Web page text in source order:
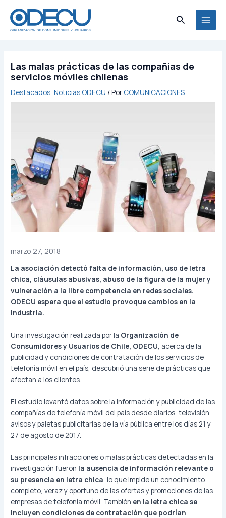
contenido
Buscar
Las malas prácticas de las compañías de
servicios móviles chilenas
Destacados,Noticias ODECU / Por COMUNICACIONES
marzo 27, 2018
La asociación detectó falta de información, uso de letra
chica, cláusulas abusivas, abuso de la figura de la mujer y
vulneración a la libre competencia en redes sociales.
ODECU espera que el estudio provoque cambios en la
industria.
Una investigación realizada por la Organización de
Consumidores y Usuarios de Chile, ODECU, acerca de la
publicidad y condiciones de contratación de los servicios de
telefonía móvil en el país, descubrió una serie de prácticas que
afectan a los clientes.
El estudio levantó datos sobre la información y publicidad de las
compañías de telefonía móvil del país desde diarios, televisión,
avisos y paletas publicitarias de la vía pública entre los días 21 y
27 de agosto de 2017.
Las principales infracciones o malas prácticas detectadas en la
investigación fueron la ausencia de información relevante o
su presencia en letra chica, lo que impide un conocimiento
completo, veraz y oportuno de las ofertas y promociones de las
empresas de telefonía móvil. También en la letra chica se
incluyen condiciones de contratación que podrían